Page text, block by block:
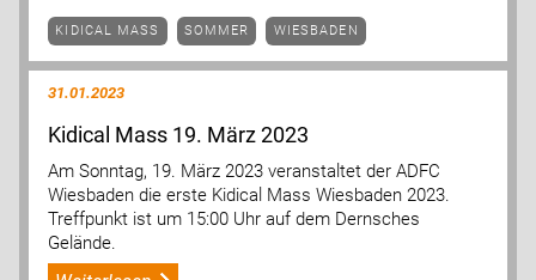
KIDICAL MASS SOMMER WIESBADEN
31.01.2023
Kidical Mass 19. März 2023
Am Sonntag, 19. März 2023 veranstaltet der ADFC
Wiesbaden die erste Kidical Mass Wiesbaden 2023.
Treffpunkt ist um 15:00 Uhr auf dem Dernsches
Gelände.